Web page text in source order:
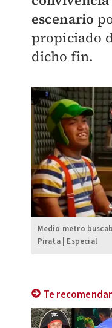
escenario
propiciado
dicho fin.
Medio metro
Pirata | Especial
Te